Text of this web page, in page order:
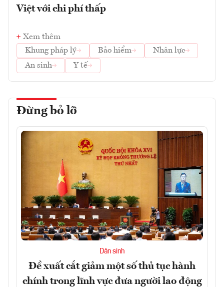
Việt với chi phí thấp
Xem thêm
Khung pháp lý
Bảo hiểm
Nhân lực
An sinh
Y tế
Đừng bỏ lỡ
Dân sinh
Đề xuất cắt giảm một số thủ tục hành
chính trong lĩnh vực đưa người lao động